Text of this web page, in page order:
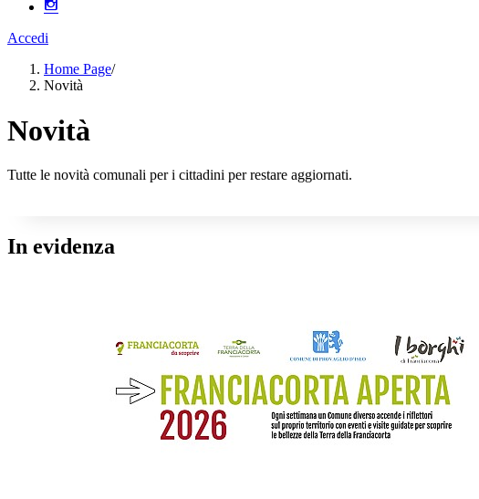
Accedi
Home Page/
Novità
Novità
Tutte le novità comunali per i cittadini per restare aggiornati.
In evidenza